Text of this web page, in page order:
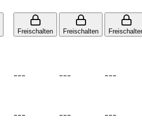
Freischalten Freischalten
--- --- ---
--- --- ---